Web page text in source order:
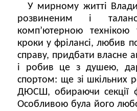
У мирному житті
розвиненим і
комп’ютерною
кроки у фрілансі, любив
справу, придбати власне
і робив це з душею,
спортом: ще зі шкільних
ДЮСШ, обираючи секції
Особливою була його